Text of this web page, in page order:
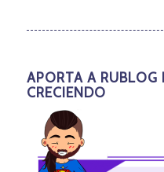
APORTA A RUBLOG
CRECIENDO